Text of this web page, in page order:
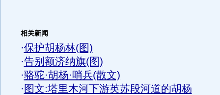
相关新闻
·保护胡杨林(图)
·告别额济纳旗(图)
·骆驼·胡杨·哨兵(散文)
· 图文:塔里木河下游英苏段河道的胡杨